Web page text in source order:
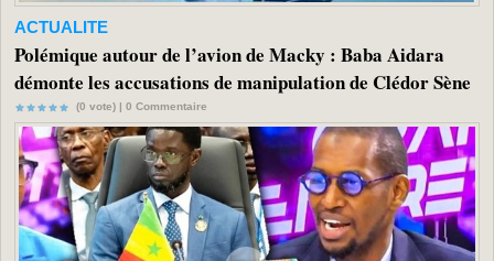
ACTUALITE
Polémique autour de l’avion de Macky : Baba Aidara
démonte les accusations de manipulation de Clédor Sène
(0 vote) | 0 Commentaire